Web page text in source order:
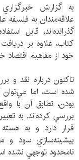
به گزارش خبرگزاري
علاقه‌مندان به فلسفه
گذرانده‌اند، قابل
كتاب، علاوه بر
خود از مفاهيم اقتصاد
تاكنون درباره نقد و
شده است، اما مي‌توان
بودن، تطابق آن با
بررسي كرده‌اند. به
قرار دارد و به
بيشينه‌سازي سود و
نامحدود توجهي نشده